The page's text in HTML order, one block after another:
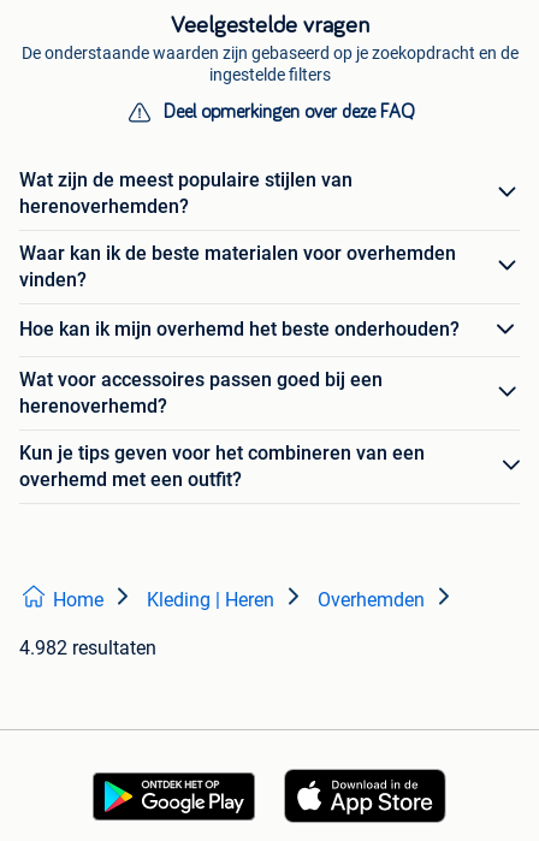
Veelgestelde vragen
De onderstaande waarden zijn gebaseerd op je zoekopdracht en de
ingestelde filters
Deel opmerkingen over deze FAQ
Wat zijn de meest populaire stijlen van
herenoverhemden?
Waar kan ik de beste materialen voor overhemden
vinden?
Hoe kan ik mijn overhemd het beste onderhouden?
Wat voor accessoires passen goed bij een
herenoverhemd?
Kun je tips geven voor het combineren van een
overhemd met een outfit?
Home Kleding | Heren Overhemden
4.982 resultaten